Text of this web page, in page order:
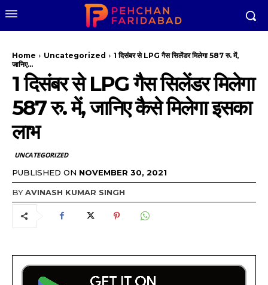
Home Uncategorized
1 दिसंबर से LPG गैस सिलेंडर मिलेगा 587 रु. में,
जानिए...
1 दिसंबर से LPG गैस सिलेंडर मिलेगा
587 रु. में, जानिए कैसे मिलेगा इसका
लाभ
UNCATEGORIZED
PUBLISHED ON NOVEMBER 30, 2021
BYAVINASH KUMAR SINGH